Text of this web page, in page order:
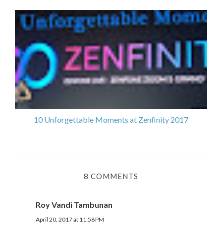
10 Unforgettable Moments at Zenfinity 2017
8 COMMENTS
Roy Vandi Tambunan
April 20, 2017 at 11:58 PM